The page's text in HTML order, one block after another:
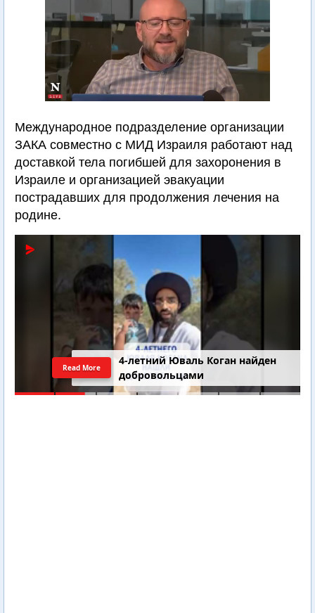
Международное подразделение организации
ЗАКА совместно с МИД Израиля работают над
доставкой тела погибшей для захоронения в
Израиле и организацией эвакуации
пострадавших для продолжения лечения на
родине.
4-летний Юваль Коган найден
добровольцами
Read More